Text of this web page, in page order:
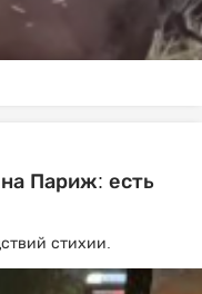
Париж: есть
стихии.